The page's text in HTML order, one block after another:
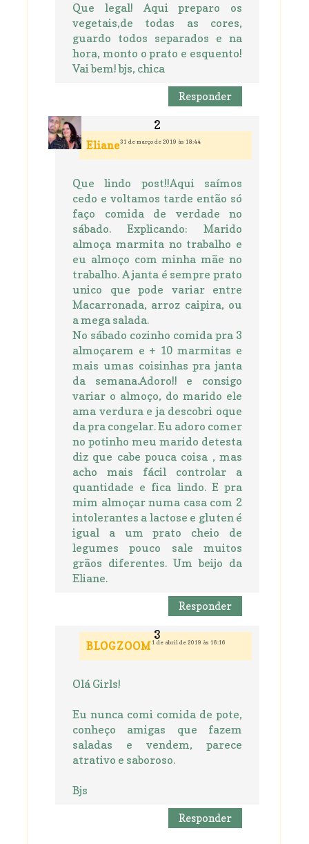
Que legal! Aqui preparo os
vegetais,de todas as cores,
guardo todos separados e na
hora, monto o prato e esquento!
Vai bem! bjs, chica
Responder
Eliane31 de março de 2019 às 18:44
Que lindo post!!Aqui saímos
cedo e voltamos tarde então só
faço comida de verdade no
sábado. Explicando: Marido
almoça marmita no trabalho e
eu almoço com minha mãe no
trabalho. A janta é sempre prato
unico que pode variar entre
Macarronada, arroz caipira, ou
a mega salada.
No sábado cozinho comida pra 3
almoçarem e + 10 marmitas e
mais umas coisinhas pra janta
da semana.Adoro!! e consigo
variar o almoço, do marido ele
ama verdura e ja descobri oque
da pra congelar. Eu adoro comer
no potinho meu marido detesta
diz que cabe pouca coisa , mas
acho mais fácil controlar a
quantidade e fica lindo. E pra
mim almoçar numa casa com 2
intolerantes a lactose e gluten é
igual a um prato cheio de
legumes pouco sale muitos
grãos diferentes. Um beijo da
Eliane.
Responder
BLOGZOOM 1 de abril de 2019 às 16:16
Olá Girls!
Eu nunca comi comida de pote,
conheço amigas que fazem
saladas e vendem, parece
atrativo e saboroso.
Bjs
Responder